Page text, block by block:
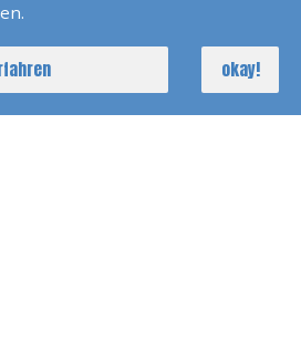
Prüfung Trogir
SBFS Prüfung Trogir
okay!